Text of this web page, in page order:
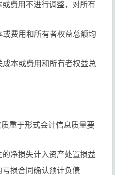
费用不进行调整，对所有
费用和所有者权益总额均
成本或费用和所有者权益总
重于形式会计信息质量要
净损失计入资产处置损益
损合同确认预计负债